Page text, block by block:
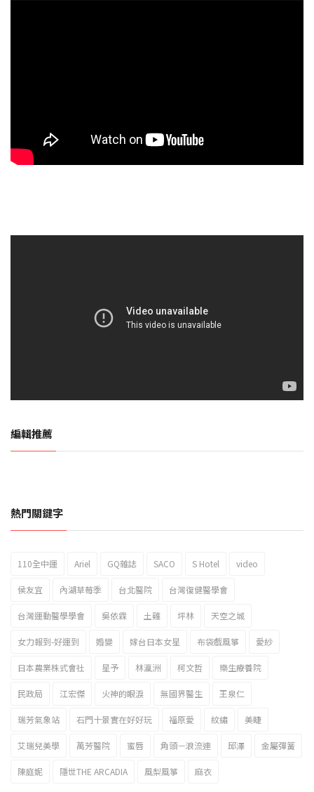
編輯推薦
2023新北市北海岸國際風箏節「風在石起」霸氣回歸
熱門關鍵字
110全中運 Ariel GQ雜誌 SACO S Hotel video
侯友宜 內湖草莓季 台北醫院 台灣復健醫學會
台灣運動醫學學會 吳依霖 土雞 坪林 天空之城
女力報到-好運到 婚變 嫁台日本女星 布袋戲風箏 愛紗
日本農業株式會社 星予 林瀛洲 柯文哲 樂生療養院
民政局 江宏傑 火神的眼淚 無國界醫生 王泉仁
瑞芳氣象站 石門十景實在好好玩 福原愛 紋繡 美睫
艾瑞兒美學 萬芳醫院 蜜唇 角頭－浪流連 邱澤 金屬彈簧
陳庭妮 隱世THE ARCADIA 風梨風箏 麻衣